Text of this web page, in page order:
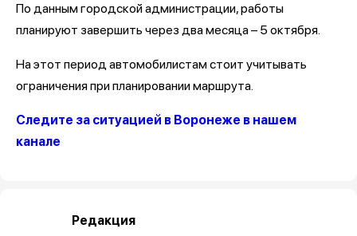
По данным городской администрации, работы
планируют завершить через два месяца – 5 октября.
На этот период автомобилистам стоит учитывать
ограничения при планировании маршрута.
Следите за ситуацией в Воронеже в нашем
канале
Редакция